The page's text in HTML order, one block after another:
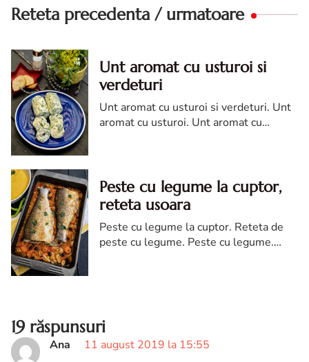
Reteta precedenta / urmatoare
Unt aromat cu usturoi si
verdeturi
Unt aromat cu usturoi si verdeturi. Unt
aromat cu usturoi. Unt aromat cu
Peste cu legume la cuptor,
reteta usoara
Peste cu legume la cuptor. Reteta de
peste cu legume. Peste cu legume.
19 răspunsuri
Ana 11 august 2019 la 15:55